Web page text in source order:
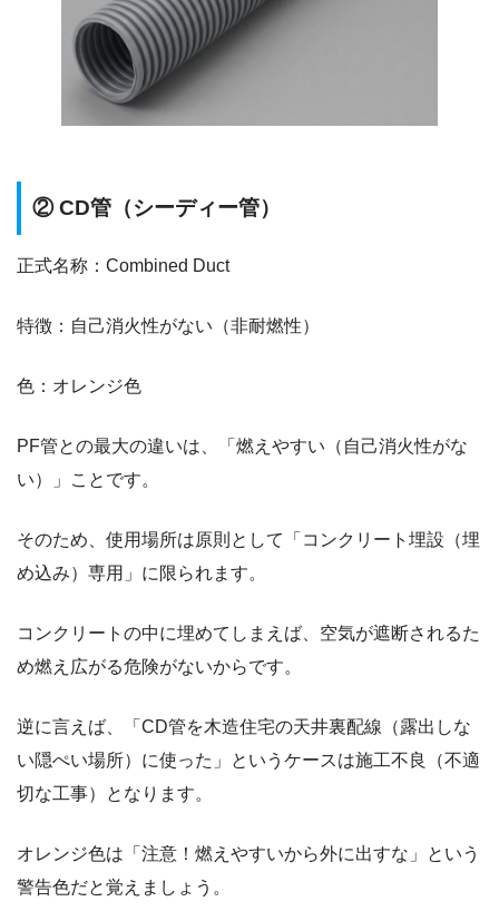
② CD管（シーディー管）
正式名称：Combined Duct
特徴：自己消火性がない（非耐燃性）
色：オレンジ色
PF管との最大の違いは、「燃えやすい（自己消火性がな
い）」ことです。
そのため、使用場所は原則として「コンクリート埋設（埋
め込み）専用」に限られます。
コンクリートの中に埋めてしまえば、空気が遮断されるた
め燃え広がる危険がないからです。
逆に言えば、「CD管を木造住宅の天井裏配線（露出しな
い隠ぺい場所）に使った」というケースは施工不良（不適
切な工事）となります。
オレンジ色は「注意！燃えやすいから外に出すな」という
警告色だと覚えましょう。